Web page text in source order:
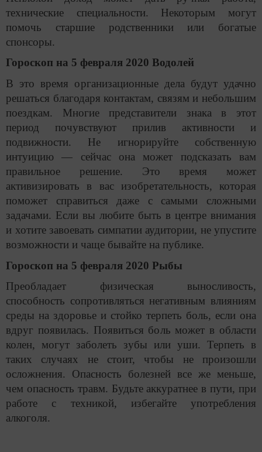
технические специальности. Некоторым могут
помочь старшие родственники или богатые
спонсоры.
Гороскоп на 5 февраля 2020 Водолей
В это время организационные дела будут удачно
решаться благодаря контактам, связям и небольшим
поездкам. Многие представители знака в этот
период почувствуют прилив активности и
подвижности. Не игнорируйте собственную
интуицию — сейчас она может подсказать вам
правильное решение. Это время может
активизировать в вас изобретательность, которая
поможет справиться даже с самыми сложными
задачами. Если вы любите быть в центре внимания
и хотите завоевать симпатии аудитории, не упустите
возможности и чаще бывайте на публике.
Гороскоп на 5 февраля 2020 Рыбы
Преобладает физическая выносливость,
способность сопротивляться негативным влияниям
среды на здоровье и стойко терпеть боль, если она
вдруг появилась. Появиться боль может в области
колен, могут заболеть зубы или уши. Терпеть в
таких случаях не стоит, чтобы не произошли
осложнения. Опасность болезней все же меньше,
чем опасность травм. Будьте аккуратнее в пути, при
работе с техникой, избегайте употребления
алкоголя.